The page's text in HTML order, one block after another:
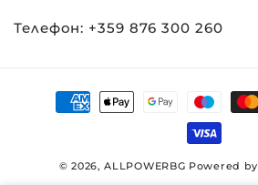
Телефон: +359 876 300 260
Начини
© 2026,ALLPOWERBG Powered by